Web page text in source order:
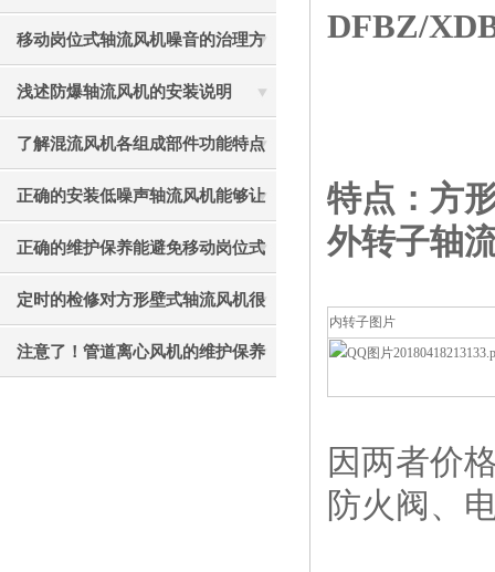
顶风机有效性的关键
移动岗位式轴流风机噪音的治理方
法介绍
浅述防爆轴流风机的安装说明
了解混流风机各组成部件功能特点
才能更好的使用它
正确的安装低噪声轴流风机能够让
其效果发挥的更好
正确的维护保养能避免移动岗位式
轴流风机被外力破坏
定时的检修对方形壁式轴流风机很
有必要
注意了！管道离心风机的维护保养
DFBZ/
特点：方
外转子轴
内转子图片
因两者价
防火阀、